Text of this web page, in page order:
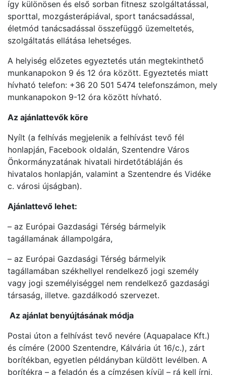
így különösen és első sorban fitnesz szolgáltatással,
sporttal, mozgásterápiával, sport tanácsadással,
életmód tanácsadással összefüggő üzemeltetés,
szolgáltatás ellátása lehetséges.
A helyiség előzetes egyeztetés után megtekinthető
munkanapokon 9 és 12 óra között. Egyeztetés miatt
hívható telefon: +36 20 501 5474 telefonszámon, mely
munkanapokon 9-12 óra között hívható.
Az ajánlattevők köre
Nyílt (a felhívás megjelenik a felhívást tevő fél
honlapján, Facebook oldalán, Szentendre Város
Önkormányzatának hivatali hirdetőtábláján és
hivatalos honlapján, valamint a Szentendre és Vidéke
c. városi újságban).
Ajánlattevő lehet:
– az Európai Gazdasági Térség bármelyik
tagállamának állampolgára,
– az Európai Gazdasági Térség bármelyik
tagállamában székhellyel rendelkező jogi személy
vagy jogi személyiséggel nem rendelkező gazdasági
társaság, illetve. gazdálkodó szervezet.
Az ajánlat benyújtásának módja
Postai úton a felhívást tevő nevére (Aquapalace Kft.)
és címére (2000 Szentendre, Kálvária út 16/c.), zárt
borítékban, egyetlen példányban küldött levélben. A
borítékra – a feladón és a címzésen kívül – rá kell írni,